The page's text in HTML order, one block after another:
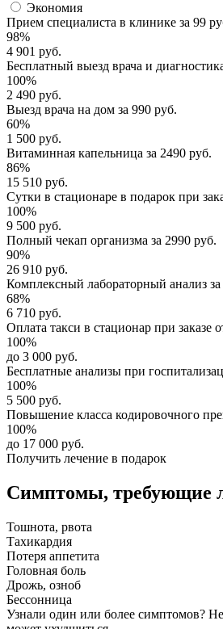
Экономия
Прием специалиста в клинике за 99
98%
4 901 руб.
Бесплатный выезд врача и
100%
2 490 руб.
Выезд врача на дом за 990 руб.
60%
1 500 руб.
Витаминная капельница за 2490 руб.
86%
15 510 руб.
Сутки в стационаре в подарок при
100%
9 500 руб.
Полный чекап организма за 2990 руб.
90%
26 910 руб.
Комплексный лабораторный анализ за
68%
6 710 руб.
Оплата такси в стационар при заказе
100%
до 3 000 руб.
Бесплатные анализы при
100%
5 500 руб.
Повышение класса кодировочного
100%
до 17 000 руб.
Получить лечение в подарок
Симптомы, требующие
Тошнота, рвота
Тахикардия
Потеря аппетита
Головная боль
Дрожь, озноб
Бессонница
Узнали один или более симптомов?